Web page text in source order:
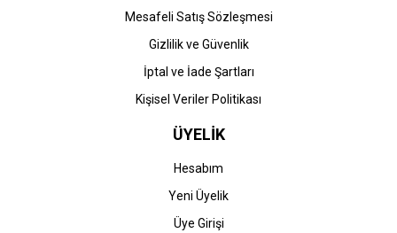
Mesafeli Satış Sözleşmesi
Gizlilik ve Güvenlik
İptal ve İade Şartları
Kişisel Veriler Politikası
ÜYELİK
Hesabım
Yeni Üyelik
Üye Girişi